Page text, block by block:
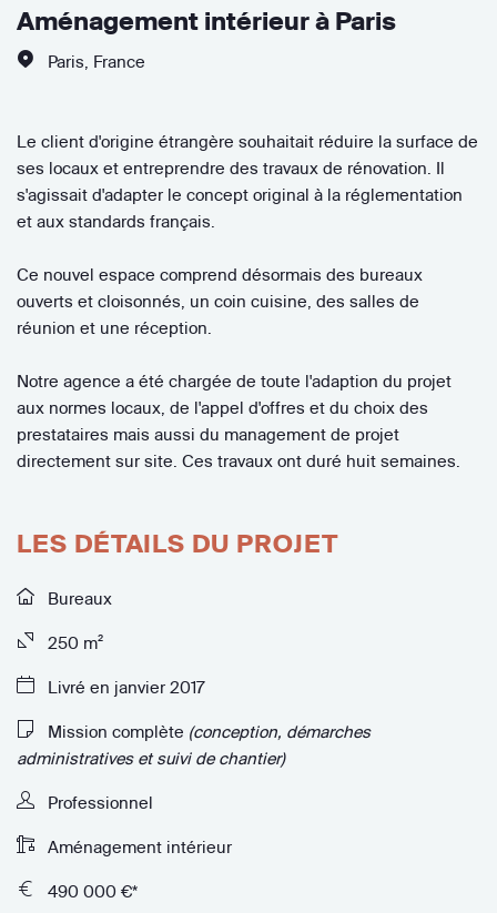
Aménagement intérieur à Paris
Paris France
Le client d'origine étrangère souhaitait réduire la surface de
ses locaux et entreprendre des travaux de rénovation. Il
s'agissait d'adapter le concept original à la réglementation
et aux standards français.
Ce nouvel espace comprend désormais des bureaux
ouverts et cloisonnés, un coin cuisine, des salles de
réunion et une réception.
Notre agence a été chargée de toute l'adaption du projet
aux normes locaux, de l'appel d'offres et du choix des
prestataires mais aussi du management de projet
directement sur site. Ces travaux ont duré huit semaines.
LES DÉTAILS DU PROJET
Bureaux
250 m²
Livré en janvier 2017
Mission complète (conception, démarches
administratives et suivi de chantier)
Professionnel
Aménagement intérieur
490 000 €*